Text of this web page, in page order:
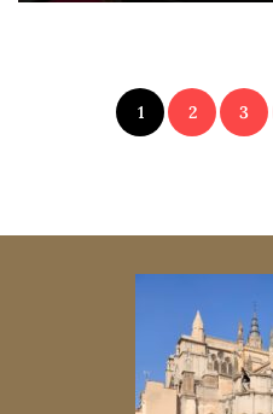
1 2 3